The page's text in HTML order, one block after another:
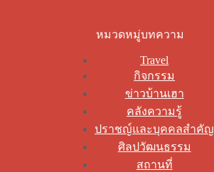
หมวดหมู่บทความ
Travel
กิจกรรม
ข่าวบ้านเฮา
คลังความรู้
ปราชญ์และบุคคลสำคัญ
ศิลปวัฒนธรรม
สถานที่